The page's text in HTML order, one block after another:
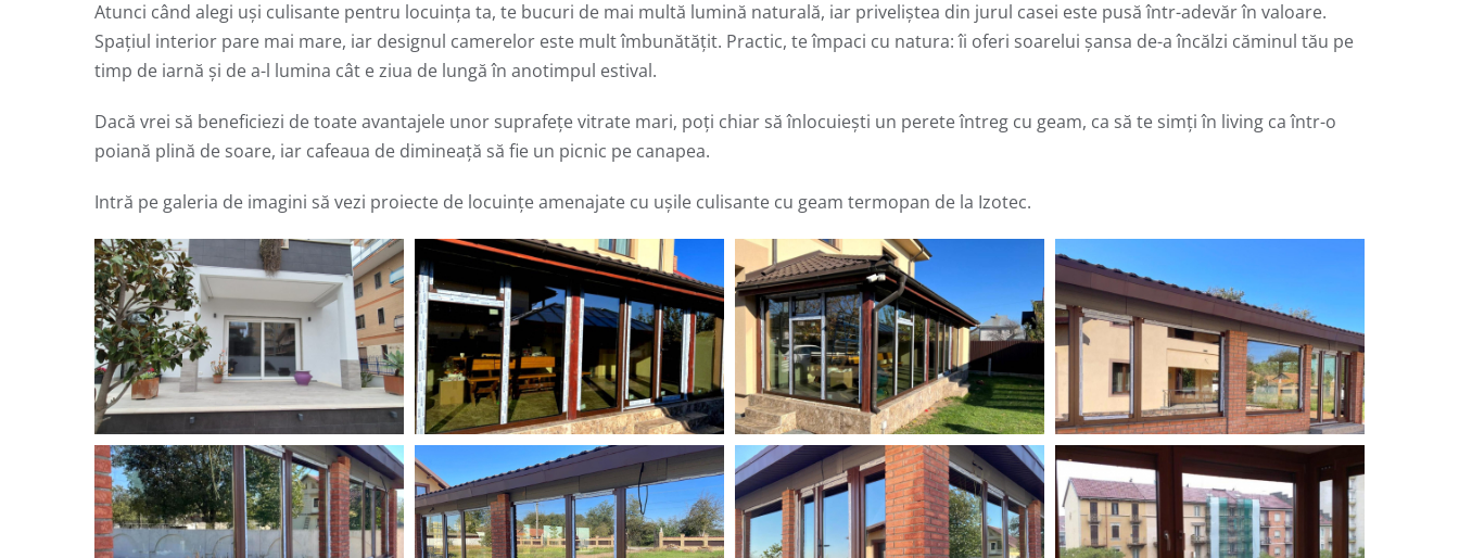
Atunci când alegi uși culisante pentru locuința ta, te bucuri de mai multă lumină naturală, iar priveliștea din jurul casei este pusă într-adevăr în valoare.
Spațiul interior pare mai mare, iar designul camerelor este mult îmbunătățit. Practic, te împaci cu natura: îi oferi soarelui șansa de-a încălzi căminul tău pe
timp de iarnă și de a-l lumina cât e ziua de lungă în anotimpul estival.
Dacă vrei să beneficiezi de toate avantajele unor suprafețe vitrate mari, poți chiar să înlocuiești un perete întreg cu geam, ca să te simți în living ca într-o
poiană plină de soare, iar cafeaua de dimineață să fie un picnic pe canapea.
Intră pe galeria de imagini să vezi proiecte de locuințe amenajate cu ușile culisante cu geam termopan de la Izotec.